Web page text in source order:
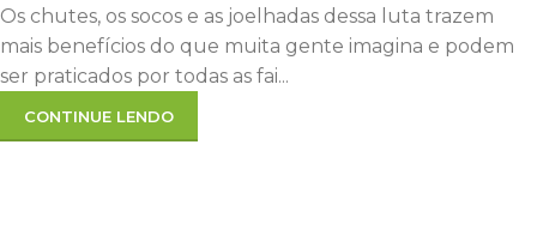
Os chutes, os socos e as joelhadas dessa luta trazem
mais benefícios do que muita gente imagina e podem
ser praticados por todas as fai...
CONTINUE LENDO